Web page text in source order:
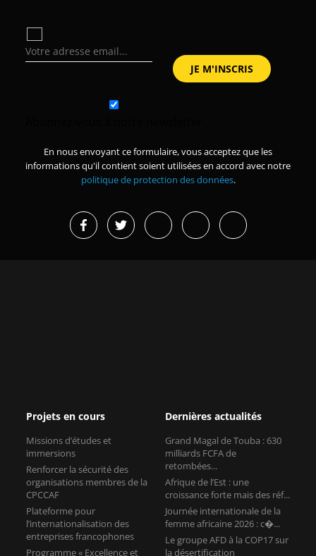
En nous envoyant ce formulaire, vous acceptez que les
informations qu'il contient soient utilisées en accord avec notre
politique de protection des données.
Projets en cours
Missions d’études et
immersions
Renforcer la sécurité des
organisations membres de la
CPCCAF
Plateforme pour
l’internationalisation des
entreprises francophones
Programme « Excellence et
Dernières actualités
Grand Magal de Touba : 630
milliards FCFA de
retombées...
Afrique de l’Est : une
croissance forte mais des réf...
Journée internationale de la
femme africaine 2026 : c�...
Le groupe AFD à la COP17 sur
la désertification